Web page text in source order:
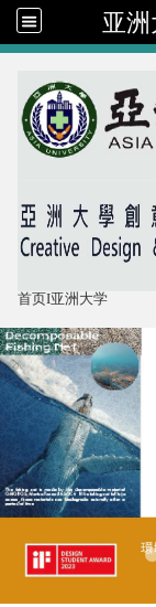
亚
首页I亚洲大学